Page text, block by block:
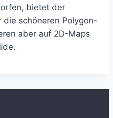
bietet der
die schöneren Polygon-
aber auf 2D-Maps